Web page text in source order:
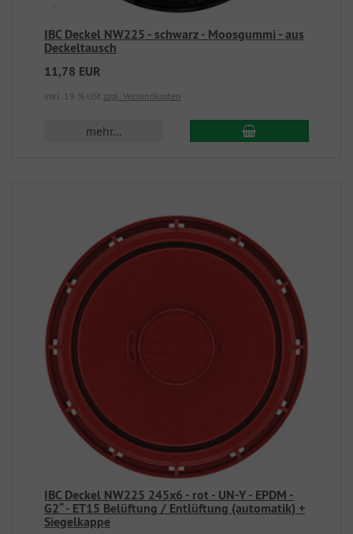
IBC Deckel NW225 - schwarz - Moosgummi - aus
Deckeltausch
11,78 EUR
inkl. 19 % USt zzgl. Versandkosten
mehr...
IBC Deckel NW225 245x6 - rot - UN-Y - EPDM -
G2“ - ET15 Belüftung / Entlüftung (automatik) +
Siegelkappe